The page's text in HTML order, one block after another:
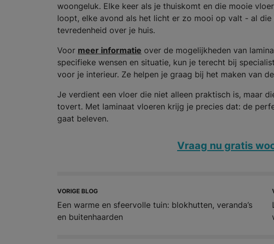
woongeluk. Elke keer als je thuiskomt en die mooie
loopt, elke avond als het licht er zo mooi op valt - al
tevredenheid over je huis.
Voor meer informatie over de mogelijkheden van
specifieke wensen en situatie, kun je terecht bij
voor je interieur. Ze helpen je graag bij het maken van
Je verdient een vloer die niet alleen praktisch is, maar
tovert. Met laminaat vloeren krijg je precies dat: de
gaat beleven.
Vraag nu gratis
VORIGE BLOG
Een warme en sfeervolle tuin: blokhutten, veranda’s
en buitenhaarden